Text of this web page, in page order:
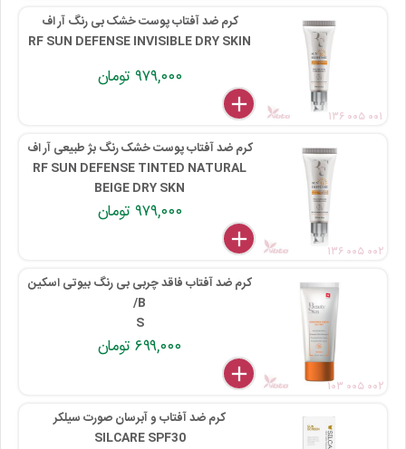
کرم ضد آفتاب پوست خشک بی رنگ آر اف
RF SUN DEFENSE INVISIBLE DRY SKIN
۹۷۹,۰۰۰ تومان
delete
remove
add
۱۳۶ ۰۰۵ ۰۰۱
کرم ضد آفتاب پوست خشک رنگ بژ طبیعی آر اف
RF SUN DEFENSE TINTED NATURAL
BEIGE DRY SKN
۹۷۹,۰۰۰ تومان
delete
remove
add
۱۳۶ ۰۰۵ ۰۰۲
کرم ضد آفتاب فاقد چربی بی رنگ بیوتی اسکین
B/
S
۶۹۹,۰۰۰ تومان
delete
remove
add
۱۰۳ ۰۰۵ ۰۰۲
کرم ضد آفتاب و آبرسان صورت سیلکر
SILCARE SPF30